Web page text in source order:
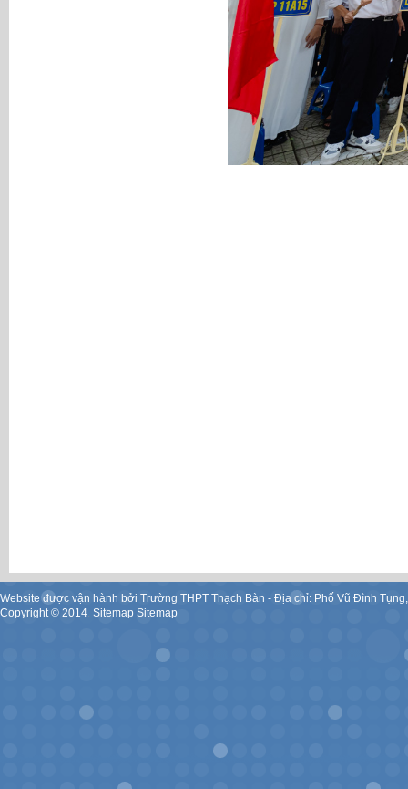
Website được vận hành bởi Trường THPT Thạch Bàn - Địa chỉ: Phố Vũ Đình
Copyright © 2014 Sitemap Sitemap